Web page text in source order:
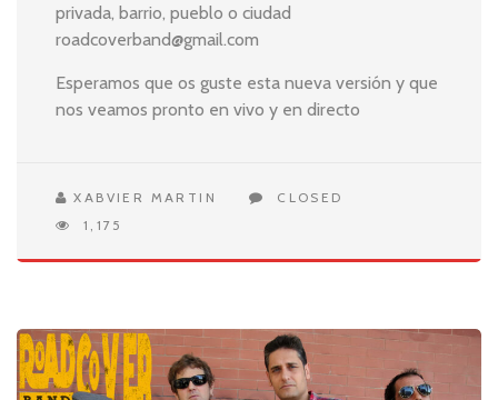
privada, barrio, pueblo o ciudad
roadcoverband@gmail.com
Esperamos que os guste esta nueva versión y que
nos veamos pronto en vivo y en directo
XABVIER MARTIN
CLOSED
1,175